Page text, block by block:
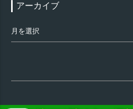
アーカイブ
ー
索: